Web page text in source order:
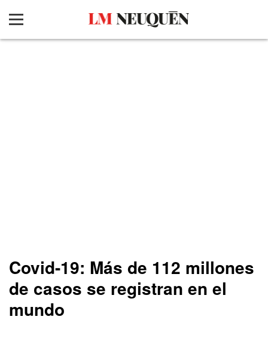
Covid-19: Más de 112 millones
de casos se registran en el
mundo